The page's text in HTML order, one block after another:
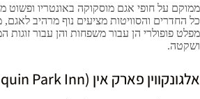
ממוקם על חופי אגם מוסקוקה באונטריו ופשוט
כל החדרים והסוויטות מציעים נוף מרהיב
מפלט פופולרי הן עבור משפחות והן עבור
ושקטה.
אלגונקווין פארק אין (Algonquin Park Inn)